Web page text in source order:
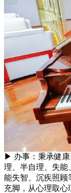
▶ 办事：秉承健
理、半自理、失能
能失智、沉疾照顾
充脚，从心理取